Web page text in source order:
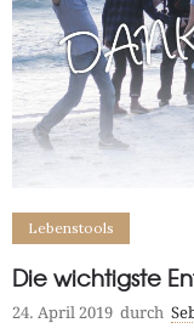
Lebenstools
Die wichtigste
24. April 2019 durch